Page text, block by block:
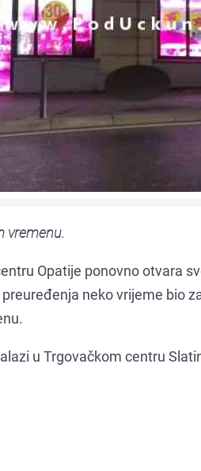
vremenu.
Opatije ponovno otvara
neko vrijeme bio
u Trgovačkom centru